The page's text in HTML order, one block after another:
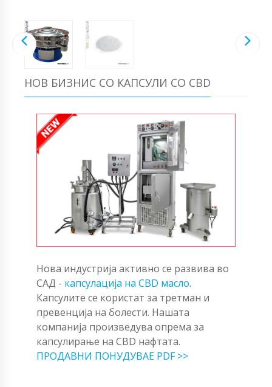
НОВ БИЗНИС СО КАПСУЛИ СО CBD
Нова индустрија активно се развива во
САД - капсулација на CBD масло.
Капсулите се користат за третман и
превенција на болести. Нашата
компанија произведува опрема за
капсулирање на CBD нафтата.
ПРОДАВНИ ПОНУДУВАЕ PDF >>